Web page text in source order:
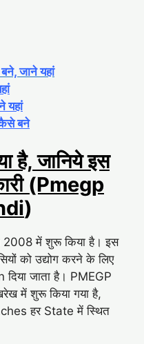
जाने यहां
यहां
बने
है, जानिये इस
(Pmegp
)
2008 में शुरू किया है। इस
को उद्योग करने के लिए
जाता है। PMEGP
में शुरू किया गया है,
हर State में स्थित